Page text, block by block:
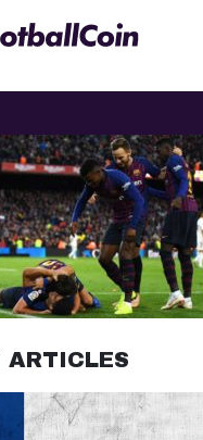
ARTICLES